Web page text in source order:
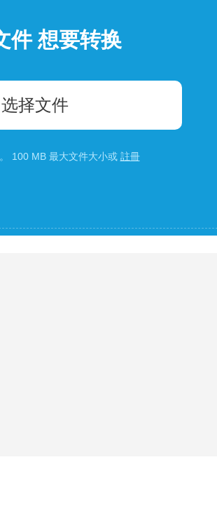
件 想要转换
选择文件
100 MB 最大文件大小或 註冊